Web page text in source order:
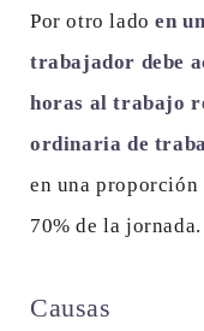
Por otro ladoen
trabajador debe
horas al trabajo
ordinaria de
en una
70% de la jornada.
Causas